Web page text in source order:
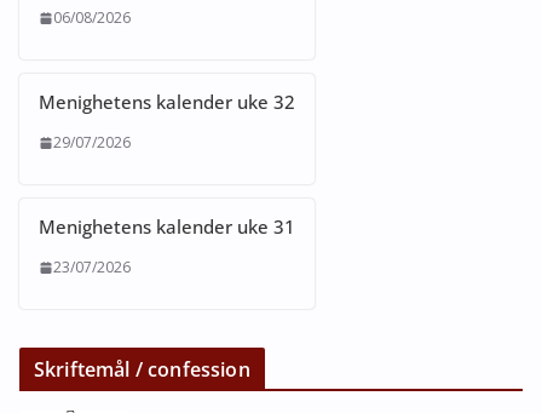
06/08/2026
Menighetens kalender uke 32
29/07/2026
Menighetens kalender uke 31
23/07/2026
Skriftemål / confession